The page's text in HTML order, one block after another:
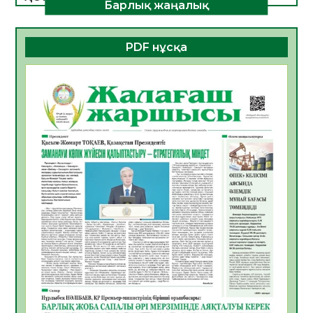
ДАМУЫНЫҢ НЕГІЗІ
06.08.2026
47 0
ҚҰРЫЛТАЙ САЙЛАУЫ – БОЛАШАҚҚА
06.08.2026
Инфекциялық ауруларға қарсы иммундау
жұмыстарының тиімділігі
06.08.2026
51
Көкжөтел ауруы туралы
06.08.2026
48
АПВ вакцинасы туралы мәлімет
06.08.2026
46
Open Air: Қызылорда облысы полиция
департаменті 20 мыңнан астам
көрерменнің қауіпсіздігін қамтамасыз етті
Барлық жаңалық
PDF нұсқа